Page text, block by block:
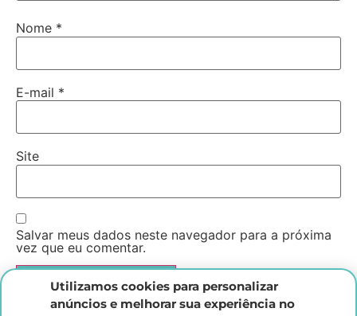
Nome *
E-mail *
Site
Salvar meus dados neste navegador para a próxima
vez que eu comentar.
Utilizamos cookies para personalizar
anúncios e melhorar sua experiência no